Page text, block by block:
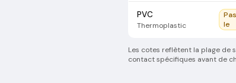
PVC
Thermoplastic
le
Les cotes reflètent la plage de
contact spécifiques avant de